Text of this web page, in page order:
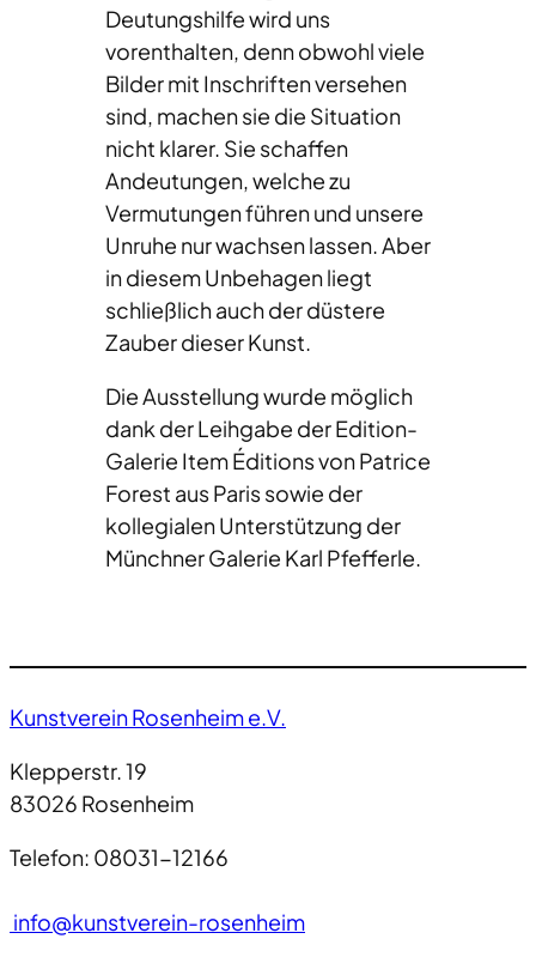
Deutungshilfe wird uns
vorenthalten, denn obwohl viele
Bilder mit Inschriften versehen
sind, machen sie die Situation
nicht klarer. Sie schaffen
Andeutungen, welche zu
Vermutungen führen und unsere
Unruhe nur wachsen lassen. Aber
in diesem Unbehagen liegt
schließlich auch der düstere
Zauber dieser Kunst.
Die Ausstellung wurde möglich
dank der Leihgabe der Edition-
Galerie Item Éditions von Patrice
Forest aus Paris sowie der
kollegialen Unterstützung der
Münchner Galerie Karl Pfefferle.
Kunstverein Rosenheim e.V.
Klepperstr. 19
83026 Rosenheim
Telefon: 08031-12166
info@kunstverein-rosenheim